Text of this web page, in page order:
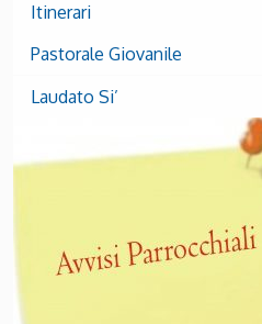
Itinerari
Pastorale Giovanile
Laudato Si’